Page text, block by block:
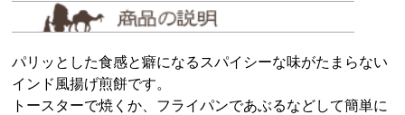
パリッとした食感と癖になるスパイシーな味がたまらない
インド風揚げ煎餅です。
トースターで焼くか、フライパンであぶるなどして簡単に